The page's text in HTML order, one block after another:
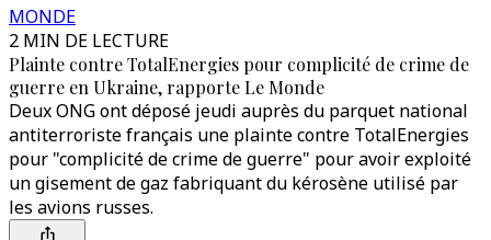
MONDE
2 MIN DE LECTURE
Plainte contre TotalEnergies pour complicité de crime de
guerre en Ukraine, rapporte Le Monde
Deux ONG ont déposé jeudi auprès du parquet national
antiterroriste français une plainte contre TotalEnergies
pour "complicité de crime de guerre" pour avoir exploité
un gisement de gaz fabriquant du kérosène utilisé par
les avions russes.